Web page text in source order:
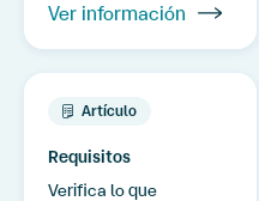
Ver información
Artículo
Requisitos
Verifica lo que